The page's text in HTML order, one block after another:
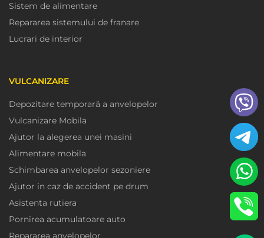
Sistem de alimentare
Repararea sistemului de franare
Lucrari de interior
VULCANIZARE
Depozitare temporară a anvelopelor
Vulcanizare Mobila
Ajutor la alegerea unei masini
Alimentare mobila
Schimbarea anvelopelor sezoniere
Ajutor in caz de accident pe drum
Asistenta rutiera
Pornirea acumulatoare auto
Repararea anvelopelor